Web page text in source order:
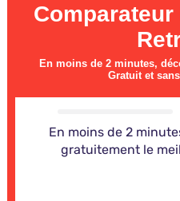
En moins de 2 minutes,
Gratuit et